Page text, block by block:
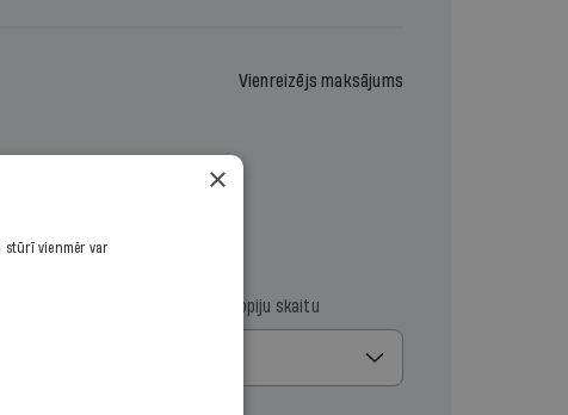
Vienreizējs maksājums
Izvēlies kopiju skaitu
×
stūrī vienmēr var